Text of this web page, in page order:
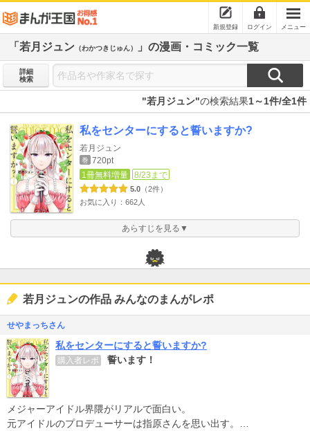
新規登録 ログイン メニュー
「若月ジュン （わかつきじゅん） 」の漫画・コミック一覧
詳細
検索
"若月ジュン"の検索結果1～1件/全1件
私をセンターにすると誓いますか?
若月ジュン
巻 720pt
1冊無料増量
8/23まで
5.0 （2件）
お気に入り：662人
あらすじを見る▼
若月ジュンの作品 みんなのまんがレポ
せやまっちさん
私をセンターにすると誓いますか?
購入者レポ 誓います！
メジャーアイドル界隈がリアルで面白い。
元アイドルのプロデューサーは指原さんを思い出す。